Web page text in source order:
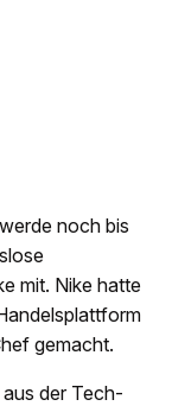
noch bis
mit. Nike hatte
gemacht.
der Tech-